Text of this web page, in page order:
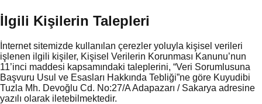
İlgili Kişilerin Talepleri
İnternet sitemizde kullanılan çerezler yoluyla kişisel verileri
işlenen ilgili kişiler, Kişisel Verilerin Korunması Kanunu’nun
11’inci maddesi kapsamındaki taleplerini, “Veri Sorumlusuna
Başvuru Usul ve Esasları Hakkında Tebliği”ne göre Kuyudibi
Tuzla Mh. Devoğlu Cd. No:27/A Adapazarı / Sakarya adresine
yazılı olarak iletebilmektedir.